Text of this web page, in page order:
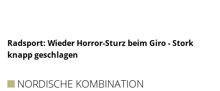
Radsport: Wieder Horror-Sturz beim Giro - Stork
knapp geschlagen
NORDISCHE KOMBINATION